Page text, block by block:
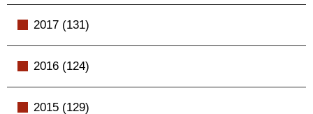
2017 (131)
2016 (124)
2015 (129)